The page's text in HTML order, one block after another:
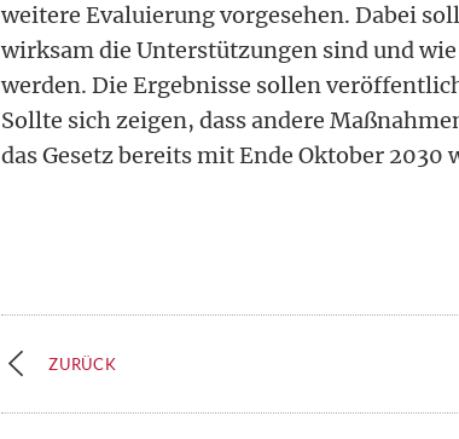
weitere Evaluierung vorgesehen. Dabei
wirksam die Unterstützungen sind und
werden. Die Ergebnisse sollen
Sollte sich zeigen, dass andere
das Gesetz bereits mit Ende Oktober 2030
ZURÜCK